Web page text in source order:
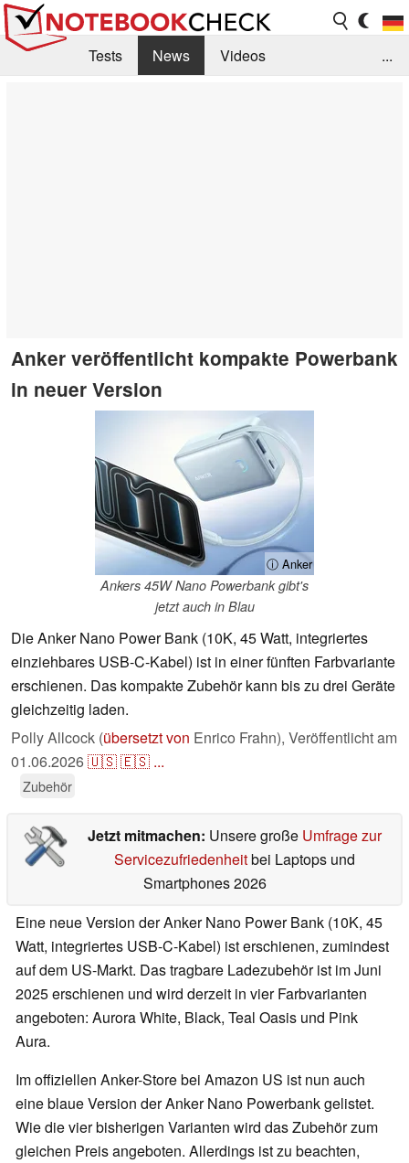
Tests News
Videos
...
Anker veröffentlicht kompakte Powerbank
in neuer Version
ⓘ Anker
Ankers 45W Nano Powerbank gibt's
jetzt auch in Blau
Die Anker Nano Power Bank (10K, 45 Watt, integriertes
einziehbares USB-C-Kabel) ist in einer fünften Farbvariante
erschienen. Das kompakte Zubehör kann bis zu drei Geräte
gleichzeitig laden.
Polly Allcock (übersetzt von Enrico Frahn), Veröffentlicht am
01.06.2026🇺🇸🇪🇸 ...
Zubehör
Jetzt mitmachen: Unsere große Umfrage zur
Servicezufriedenheitbei Laptops und
Smartphones 2026
Eine neue Version der Anker Nano Power Bank (10K, 45
Watt, integriertes USB-C-Kabel) ist erschienen, zumindest
auf dem US-Markt. Das tragbare Ladezubehör ist im Juni
2025 erschienen und wird derzeit in vier Farbvarianten
angeboten: Aurora White, Black, Teal Oasis und Pink
Aura.
Im offiziellen Anker-Store bei Amazon US ist nun auch
eine blaue Version der Anker Nano Powerbank gelistet.
Wie die vier bisherigen Varianten wird das Zubehör zum
gleichen Preis angeboten. Allerdings ist zu beachten,